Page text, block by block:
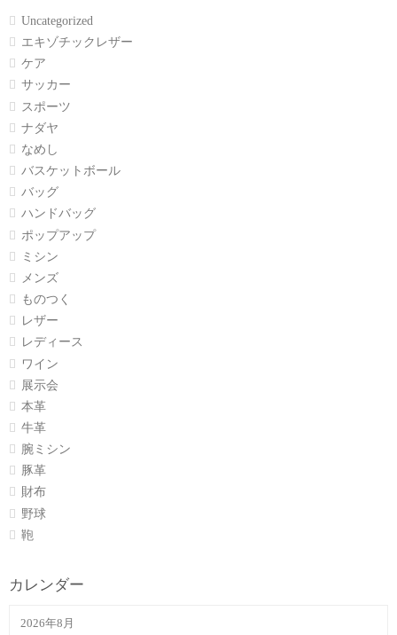
Uncategorized
エキゾチックレザー
ケア
サッカー
スポーツ
ナダヤ
なめし
バスケットボール
バッグ
ハンドバッグ
ポップアップ
ミシン
メンズ
ものつく
レザー
レディース
ワイン
展示会
本革
牛革
腕ミシン
豚革
財布
野球
鞄
カレンダー
2026年8月